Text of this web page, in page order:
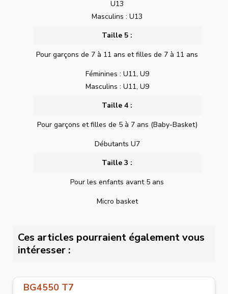
U13
Masculins : U13
Taille 5 :
Pour garçons de 7 à 11 ans et filles de 7 à 11 ans
Féminines : U11, U9
Masculins : U11, U9
Taille 4 :
Pour garçons et filles de 5 à 7 ans (Baby-Basket)
Débutants U7
Taille 3 :
Pour les enfants avant 5 ans
Micro basket
Ces articles pourraient également vous
intéresser :
BG4550 T7